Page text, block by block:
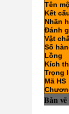
Tên
Kết
Nhãn
Đánh
Vật
Số
Lồng
Kích
Trọng
Mã HS
Bản